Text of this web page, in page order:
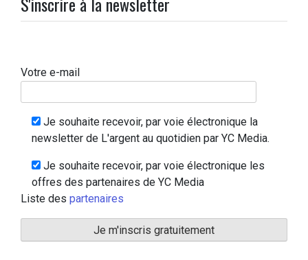
Votre e-mail
Je souhaite recevoir, par voie électronique la
newsletter de L'argent au quotidien par YC Media.
Je souhaite recevoir, par voie électronique les
offres des partenaires de YC Media
Liste des partenaires